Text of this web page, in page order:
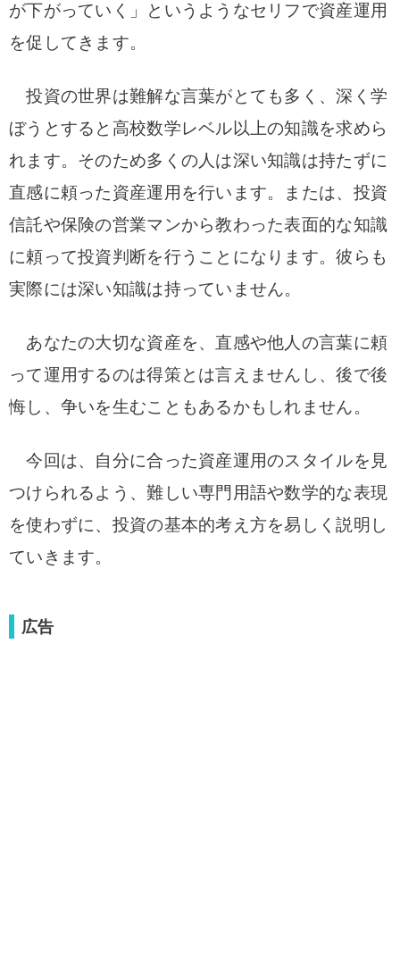
が下がっていく」というようなセリフで資産運用
を促してきます。
投資の世界は難解な言葉がとても多く、深く学
ぼうとすると高校数学レベル以上の知識を求めら
れます。そのため多くの人は深い知識は持たずに
直感に頼った資産運用を行います。または、投資
信託や保険の営業マンから教わった表面的な知識
に頼って投資判断を行うことになります。彼らも
実際には深い知識は持っていません。
あなたの大切な資産を、直感や他人の言葉に頼
って運用するのは得策とは言えませんし、後で後
悔し、争いを生むこともあるかもしれません。
今回は、自分に合った資産運用のスタイルを見
つけられるよう、難しい専門用語や数学的な表現
を使わずに、投資の基本的考え方を易しく説明し
ていきます。
広告